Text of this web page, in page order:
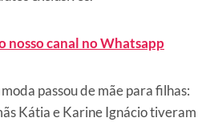
nosso canal no Whatsapp
passou de mãe para filhas:
Kátia e Karine Ignácio tiveram